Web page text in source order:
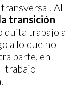
Al
transición
quita trabajo a
a lo que no
parte, en
trabajo